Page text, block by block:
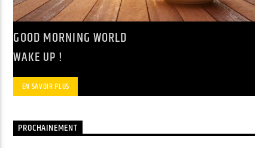
GOOD MORNING WORLD
WAKE UP !
EN SAVOIR PLUS
PROCHAINEMENT